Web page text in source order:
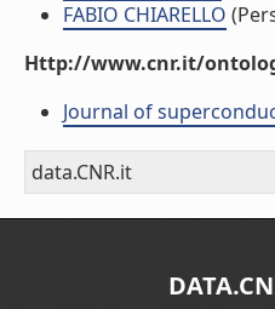
FABIO CHIARELLO
Http://www.cnr.it/
Journal of
data.CNR.it